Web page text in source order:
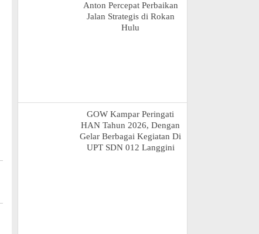
Anton Percepat Perbaikan
Jalan Strategis di Rokan
Hulu
GOW Kampar Peringati
HAN Tahun 2026, Dengan
Gelar Berbagai Kegiatan Di
UPT SDN 012 Langgini